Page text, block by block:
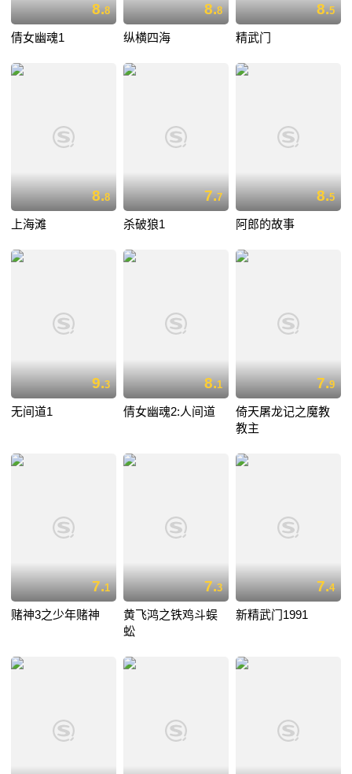
8.8
倩女幽魂1
8.8
纵横四海
8.5
精武门
8.8
上海滩
7.7
杀破狼1
8.5
阿郎的故事
9.3
无间道1
8.1
倩女幽魂2:人间道
7.9
倚天屠龙记之魔教
教主
7.1
赌神3之少年赌神
7.3
黄飞鸿之铁鸡斗蜈
蚣
7.4
新精武门1991